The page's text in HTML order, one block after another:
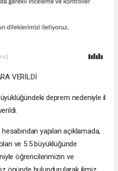
VERİLDİ
deprem nedeniyle il
yapılan açıklamada,
ve 5.5 büyüklüğünde
öğrencilerimizin ve